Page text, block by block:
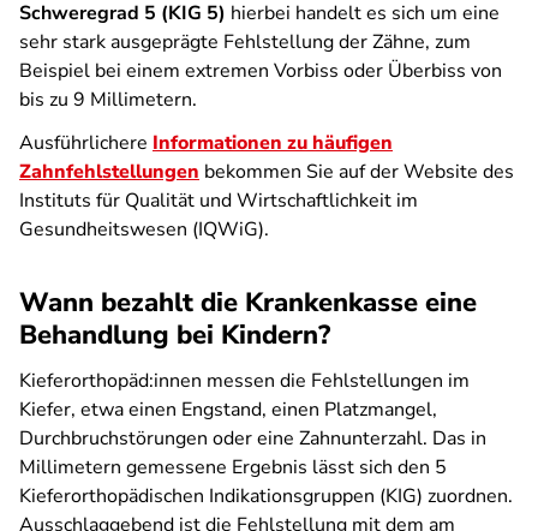
Schweregrad 5 (KIG 5) hierbei handelt es sich um eine
sehr stark ausgeprägte Fehlstellung der Zähne, zum
Beispiel bei einem extremen Vorbiss oder Überbiss von
bis zu 9 Millimetern.
Ausführlichere Informationen zu häufigen
Zahnfehlstellungen bekommen Sie auf der Website des
Instituts für Qualität und Wirtschaftlichkeit im
Gesundheitswesen (IQWiG).
Wann bezahlt die Krankenkasse eine
Behandlung bei Kindern?
Kieferorthopäd:innen messen die Fehlstellungen im
Kiefer, etwa einen Engstand, einen Platzmangel,
Durchbruchstörungen oder eine Zahnunterzahl. Das in
Millimetern gemessene Ergebnis lässt sich den 5
Kieferorthopädischen Indikationsgruppen (KIG) zuordnen.
Ausschlaggebend ist die Fehlstellung mit dem am